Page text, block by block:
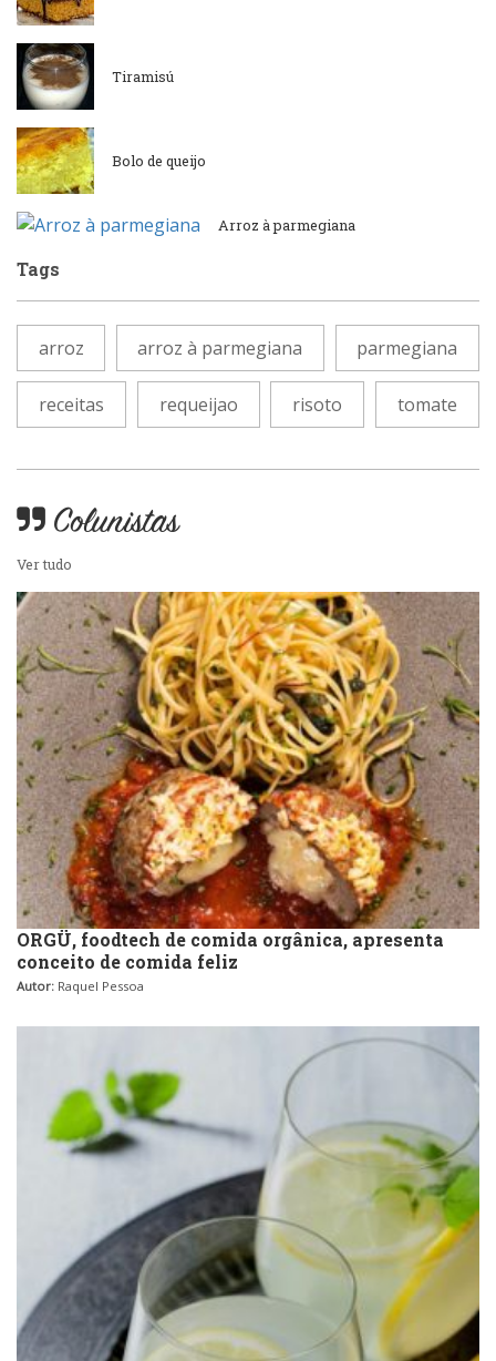
Portuguesa
Self-service
Portuguesa
Sobremesas e sorvetes
Variados
Tiramisú
Bolo de queijo
Arroz à parmegiana
Tags
arroz arroz à parmegiana parmegiana
receitas requeijao risoto tomate
Colunistas
Ver tudo
ORGÜ, foodtech de comida orgânica, apresenta
conceito de comida feliz
Autor: Raquel Pessoa